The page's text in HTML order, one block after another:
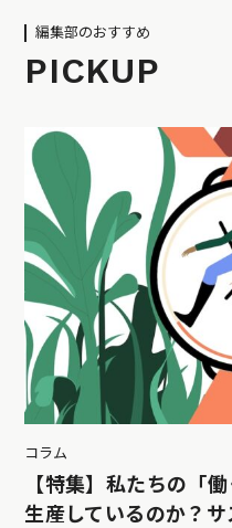
編集部のおすすめ
PICKUP
コラム
【特集】私たちの「
生産しているのか？